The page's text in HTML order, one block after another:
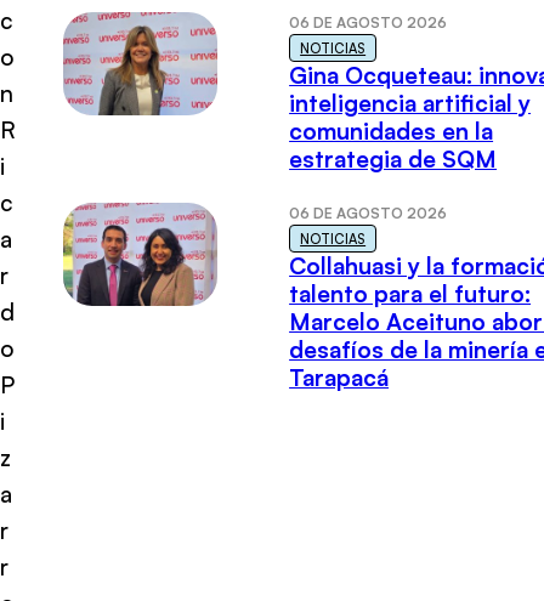
c
o
n
R
i
c
a
r
d
o
P
i
z
a
r
r
06 DE AGOSTO 2026
NOTICIAS
Gina Ocqueteau:
inteligencia artificial y
comunidades en la
estrategia de SQM
06 DE AGOSTO 2026
NOTICIAS
Collahuasi y la
talento para el futuro:
Marcelo Aceituno
desafíos de la minería
Tarapacá